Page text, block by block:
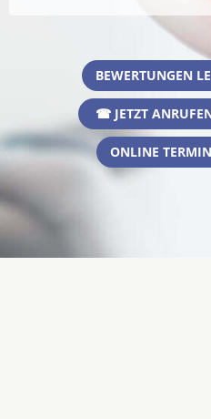
BEWERTUNGEN
☎ JETZT
ONLINE